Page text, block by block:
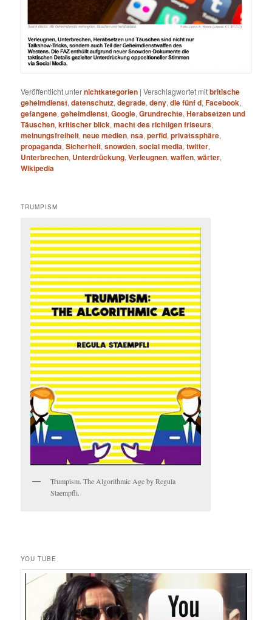
Veröffentlicht unternichtkategorien |Verschlagwortet mitbritische
geheimdienst,datenschutz,degrade,deny,die fünf d,Facebook,
gefangene,geheimdienst,Google,Grundrechte,Herabsetzen und
Täuschen,kritischer blick,macht des richtigen friseurs,
meinungsfreiheit,neue medien,nsa,perfid,privatssphäre,
propaganda,Sicherheit,snowden,social media,twitter,
Unterbrechen, Unterdrückung,Verleugnen,waffen,wärter,
Wikipedia
TRUMPISM
Trumpism. The Algorithmic Age by Regula
Staempfli.
YOU TUBE